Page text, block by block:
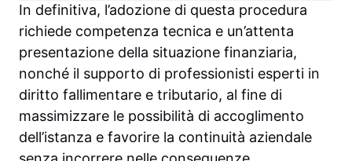
In definitiva, l’adozione di questa procedura
richiede competenza tecnica e un’attenta
presentazione della situazione finanziaria,
nonché il supporto di professionisti esperti in
diritto fallimentare e tributario, al fine di
massimizzare le possibilità di accoglimento
dell’istanza e favorire la continuità aziendale